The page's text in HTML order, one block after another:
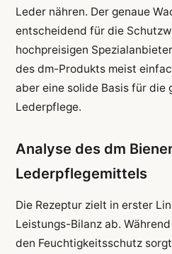
Leder nähren. Der genaue
entscheidend für die
hochpreisigen
des dm-Produkts meist
aber eine solide Basis für die
Lederpflege.
Analyse des dm
Lederpflegemittels
Die Rezeptur zielt in erster
Leistungs-Bilanz ab.
den Feuchtigkeitsschutz